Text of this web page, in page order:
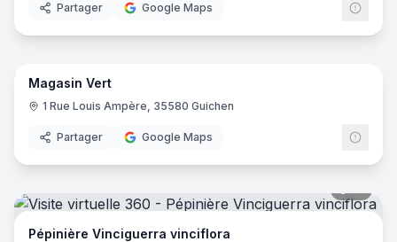
Partager Google Maps
37
Magasin Vert
1 Rue Louis Ampère, 35580 Guichen
Partager Google Maps
Pépinière Vinciguerra vinciflora